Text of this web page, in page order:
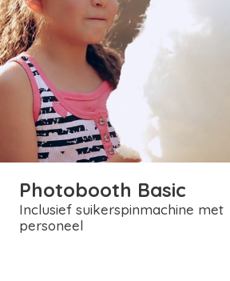
Photobooth Basic
inclusief suikerspinmachine met
personeel